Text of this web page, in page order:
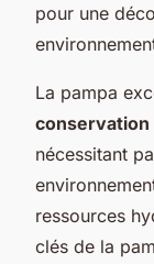
pour une
La pampa
conservation
nécessitant
ressources
clés de la